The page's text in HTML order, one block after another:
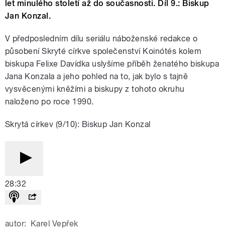
let minulého století až do současnosti. Díl 9.: Biskup
Jan Konzal.
V předposledním dílu seriálu náboženské redakce o
působení Skryté církve společenství Koinótés kolem
biskupa Felixe Davídka uslyšíme příběh ženatého biskupa
Jana Konzala a jeho pohled na to, jak bylo s tajně
vysvěcenými kněžími a biskupy z tohoto okruhu
naloženo po roce 1990.
Skrytá církev (9/10): Biskup Jan Konzal
28:32
autor: Karel Vepřek